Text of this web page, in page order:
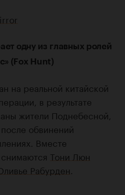
одну из главных ролей
(Fox Hunt)
на реальной китайской
в результате
жители Поднебесной,
обвинений
Вместе
Тони Люн
Рабурден